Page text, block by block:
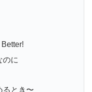
のに
るとき〜